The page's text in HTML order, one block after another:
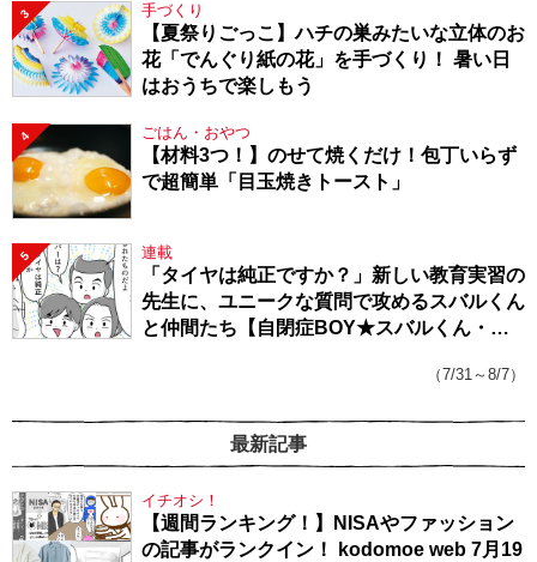
3 手づくり
【夏祭りごっこ】ハチの巣みたいな立体のお
花「でんぐり紙の花」を手づくり！ 暑い日
はおうちで楽しもう
4 ごはん・おやつ
【材料3つ！】のせて焼くだけ！包丁いらず
で超簡単「目玉焼きトースト」
5 連載
「タイヤは純正ですか？」新しい教育実習の
先生に、ユニークな質問で攻めるスバルくん
と仲間たち【自閉症BOY★スバルくん・
（7/31～8/7）
最新記事
イチオシ！
【週間ランキング！】NISAやファッション
の記事がランクイン！ kodomoe web 7月19